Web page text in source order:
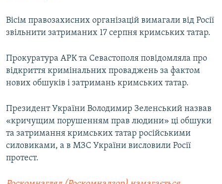
Вісім правозахисних організацій вимагали від Росії
звільнити затриманих 17 серпня кримських татар.
Прокуратура АРК та Севастополя повідомляла про
відкриття кримінальних проваджень за фактом
нових обшуків і затримань кримських татар.
Президент України Володимир Зеленський назвав
«кричущим порушенням прав людини» ці обшуки
та затримання кримських татар російськими
силовиками, а в МЗС України висловили Росії
протест.